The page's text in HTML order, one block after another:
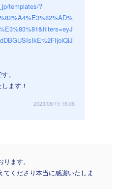
templates/?
。
ます！
2023/08/15 16:08
ます。
てくださり本当に感謝いたしま